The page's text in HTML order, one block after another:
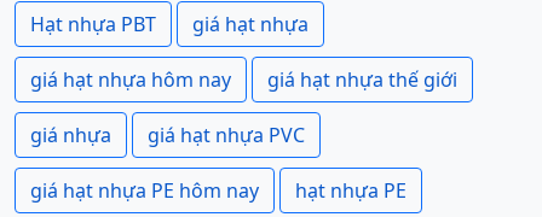
Hạt nhựa PBT giá hạt nhựa
giá hạt nhựa hôm nay giá hạt nhựa thế giới
giá nhựa giá hạt nhựa PVC
giá hạt nhựa PE hôm nay hạt nhựa PE